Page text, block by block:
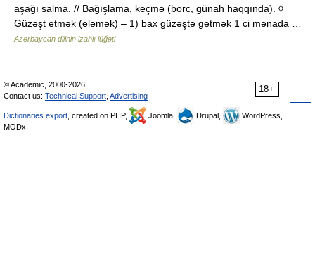
aşağı salma. // Bağışlama, keçmə (borc, günah haqqında). ◊
Güzəşt etmək (eləmək) – 1) bax güzəştə getmək 1 ci mənada …
Azərbaycan dilinin izahlı lüğəti
18+
© Academic, 2000-2026
Contact us: Technical Support Advertising
Dictionaries export , created on PHP, Joomla, Drupal,
WordPress,
MODx.